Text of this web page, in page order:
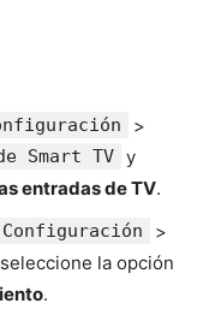
>
Smart TV y
entradas de TV.
Configuración >
la opción
.